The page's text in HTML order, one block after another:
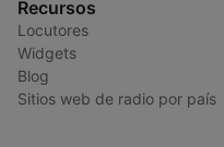
Recursos
Locutores
Widgets
Blog
Sitios web de radio por país